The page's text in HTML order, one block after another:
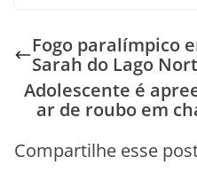
Fogo paralímpico
Sarah do Lago
Adolescente é
ar de roubo em
Compartilhe esse